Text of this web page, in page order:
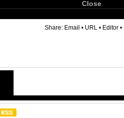
Close
Share: Email • URL • Editor •